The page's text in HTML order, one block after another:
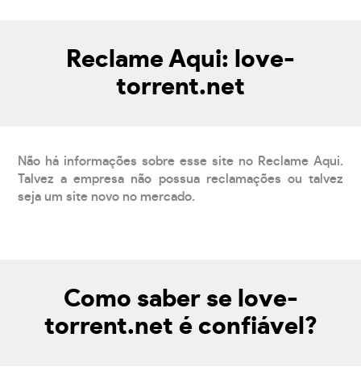
Reclame Aqui: love-
torrent.net
Não há informações sobre esse site no Reclame Aqui.
Talvez a empresa não possua reclamações ou talvez
seja um site novo no mercado.
Como saber se love-
torrent.net é confiável?